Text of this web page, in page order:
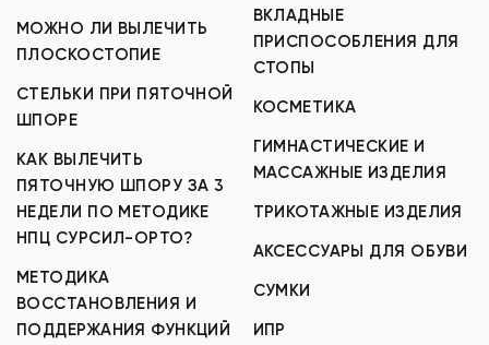
МОЖНО ЛИ ВЫЛЕЧИТЬ
ПЛОСКОСТОПИЕ
СТЕЛЬКИ ПРИ ПЯТОЧНОЙ
ШПОРЕ
КАК ВЫЛЕЧИТЬ
ПЯТОЧНУЮ ШПОРУ ЗА 3
НЕДЕЛИ ПО МЕТОДИКЕ
НПЦ СУРСИЛ-ОРТО?
МЕТОДИКА
ВОССТАНОВЛЕНИЯ И
ПОДДЕРЖАНИЯ ФУНКЦИЙ
ВКЛАДНЫЕ
ПРИСПОСОБЛЕНИЯ ДЛЯ
СТОПЫ
КОСМЕТИКА
ГИМНАСТИЧЕСКИЕ И
МАССАЖНЫЕ ИЗДЕЛИЯ
ТРИКОТАЖНЫЕ ИЗДЕЛИЯ
АКСЕССУАРЫ ДЛЯ ОБУВИ
СУМКИ
ИПР